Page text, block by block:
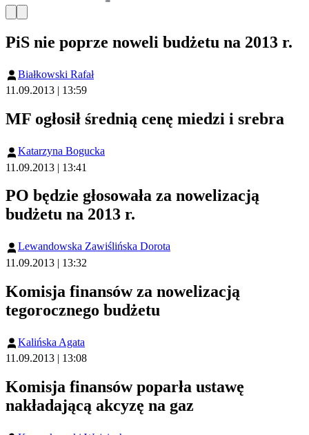
PiS nie poprze noweli budżetu na 2013 r.
Białkowski Rafał
11.09.2013 | 13:59
MF ogłosił średnią cenę miedzi i srebra
Katarzyna Bogucka
11.09.2013 | 13:41
PO będzie głosowała za nowelizacją
budżetu na 2013 r.
Lewandowska Zawiślińska Dorota
11.09.2013 | 13:32
Komisja finansów za nowelizacją
tegorocznego budżetu
Kalińska Agata
11.09.2013 | 13:08
Komisja finansów poparła ustawę
nakładającą akcyzę na gaz